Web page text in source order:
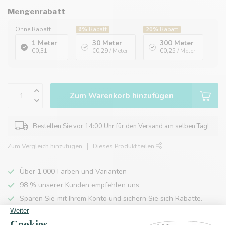
Mengenrabatt
Ohne Rabatt
1 Meter
€0,31
6% Rabatt
30 Meter
€0,29/ Meter
20% Rabatt
300 Meter
€0,25 / Meter
Zum Warenkorb hinzufügen
Bestellen Sie vor 14:00 Uhr für den Versand am selben Tag!
Zum Vergleich hinzufügen Dieses Produkt teilen
Über 1.000 Farben und Varianten
98 % unserer Kunden empfehlen uns
Sparen Sie mit Ihrem Konto und sichern Sie sich Rabatte.
Kostenlose Lieferung nach Hause ab 150 €